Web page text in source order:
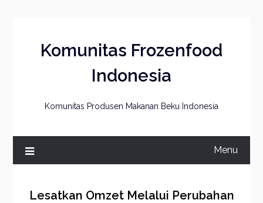
Komunitas Frozenfood
Indonesia
Komunitas Produsen Makanan Beku Indonesia
Menu
Lesatkan Omzet Melalui Perubahan